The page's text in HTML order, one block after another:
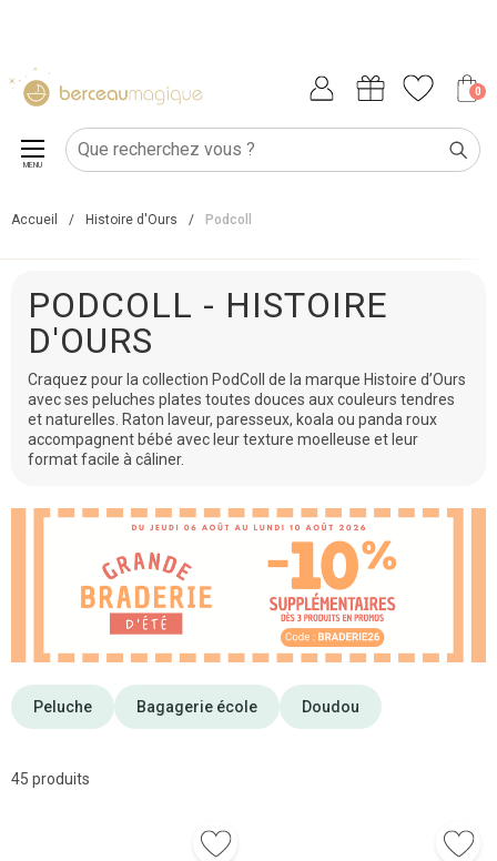
0
MENU
Accueil / Histoire d'Ours / Podcoll
PODCOLL - HISTOIRE
D'OURS
Craquez pour la collection PodColl de la marque Histoire d’Ours
avec ses peluches plates toutes douces aux couleurs tendres
et naturelles. Raton laveur, paresseux, koala ou panda roux
accompagnent bébé avec leur texture moelleuse et leur
format facile à câliner.
Peluche Bagagerie école Doudou
45 produits